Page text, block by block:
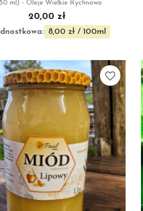
ml) - Oleje Wielkie Rychnowo
20,00 zł
8,00 zł / 100ml
favorite_border